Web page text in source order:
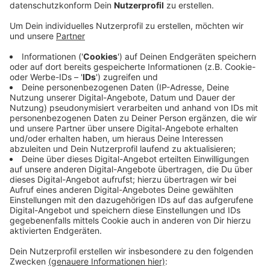
Anzeige
Es gibt Umleitungen
Anzeige
Autos aus Richtung Ahaus und A31 können die
Baustelle passieren, der Verkehr in Gegenrichtung wird
umgeleitet. Seit Februar verlegt Thyssengas entlang
der B70 zwischen Ahaus und Heek eine Ferngasleitung.
Aus Sicherheitsgründen, denn in unmittelbarer Nähe
befinden sich zu viele Bäume. Ende November sollen
die Arbeiten dann abgeschlossen sein, sagte uns eine
Sprecherin von Thyssengas auf Nachfrage.
Anzeige